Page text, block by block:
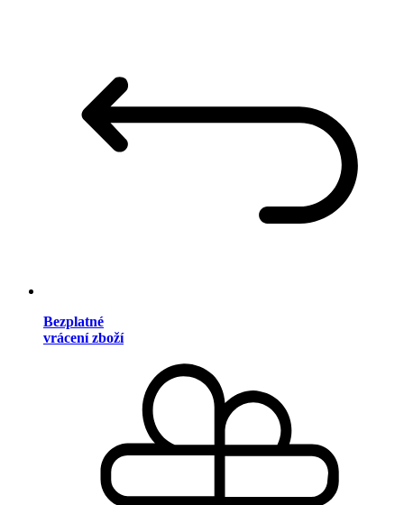
Bezplatné
vrácení zboží